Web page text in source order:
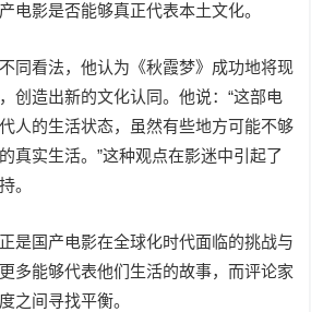
电影是否能够真正代表本土文化。
同看法，他认为《秋霞梦》成功地将现
创造出新的文化认同。他说：“这部电
人的生活状态，虽然有些地方可能不够
真实生活。”这种观点在影迷中引起了
。
是国产电影在全球化时代面临的挑战与
多能够代表他们生活的故事，而评论家
之间寻找平衡。